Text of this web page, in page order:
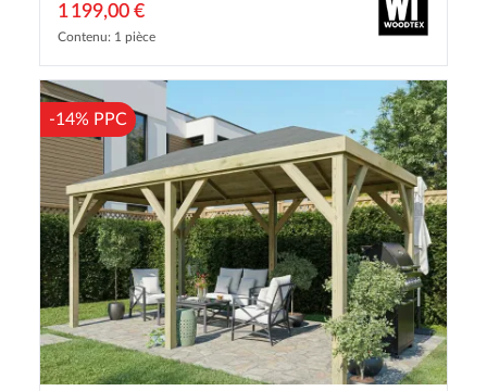
1 199,00 €
Contenu: 1 pièce
-14% PPC